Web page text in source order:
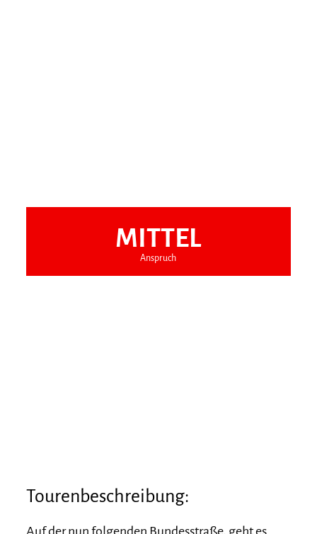
MITTEL
Anspruch
Tourenbeschreibung: